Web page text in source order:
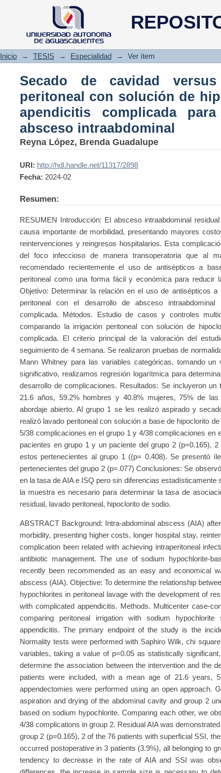
Secado de cavidad versus
hipoclorito de sodio en
absceso intraabdominal
Inicio → TESIS → Especialidad → Ver ítem
Secado de cavidad
peritoneal con solución de
apendicitis complicada
absceso intraabdominal
Reyna López, Brenda Guadalupe
URI: http://hdl.handle.net/11317/2898
Fecha: 2024-02
Resumen:
RESUMEN Introducción: El absceso intraabdominal
causa importante de morbilidad, presentando mayores
reintervenciones y reingresos hospitalarios. Esta
del foco infeccioso de manera transoperatoria que al
recomendado recientemente el uso de antisépticos a
peritoneal como una forma fácil y económica para reducir
Objetivo: Determinar la relación en el uso de antisépticos
peritoneal con el desarrollo de absceso
complicada. Métodos. Estudio de casos y controles
comparando la irrigación peritoneal con solución de
complicada. El criterio principal de la valoración del
seguimiento de 4 semana. Se realizaron pruebas de
Mann Whitney para las variables categóricas, tomando
significativo, realizamos regresión logarítmica para
desarrollo de complicaciones. Resultados: Se incluyeron
21.6 años, 59.2% hombres y 40.8% mujeres, 75% de
abordaje abierto. Al grupo 1 se les realizó aspirado y
realizó lavado peritoneal con solución a base de hipoclorito
5/38 complicaciones en el grupo 1 y 4/38 complicaciones en
pacientes en grupo 1 y un paciente del grupo 2 (p=0.165),
estos pertenecientes al grupo 1 ((p= 0.408). Se presentó
pertenecientes del grupo 2 (p=.077) Conclusiones: Se
en la tasa de AIA e ISQ pero sin diferencias estadísticamente
la muestra es necesario para determinar la tasa de
residual, lavado peritoneal, hipoclorito de sodio.
ABSTRACT Background: Intra-abdominal abscess (AIA)
morbidity, presenting higher costs, longer hospital stay,
complication been related with achieving intraperitoneal
antibiotic management. The use of sodium hypochlorite-
recently been recommended as an easy and economical
abscess (AIA). Objective: To determine the relationship
hypochlorites in peritoneal lavage with the development of
with complicated appendicitis. Methods. Multicenter case-
comparing peritoneal irrigation with sodium
appendicitis. The primary endpoint of the study is the
Normality tests were performed with Saphiro Wilk, chi
variables, taking a value of p=0.05 as statistically
determine the association between the intervention and the
patients were included, with a mean age of 21.6 years,
appendectomies were performed using an open approach.
aspiration and drying of the abdominal cavity and group 2
based on sodium hypochlorite. Comparing each other, we
4/38 complications in group 2. Residual AIA was
group 2 (p=0.165), 2 of the 76 patients with superficial SSI,
occurred postoperative in 3 patients (3.9%), all belonging to
tendency to decrease in the rate of AIA and SSI was